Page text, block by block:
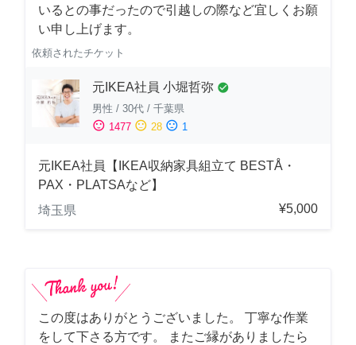
いるとの事だったので引越しの際など宜しくお願
い申し上げます。
依頼されたチケット
元IKEA社員 小堀哲弥 check_circle
男性 / 30代 / 千葉県
sentiment_satisfied 1477 sentiment_neutral 28 sentiment_dissatisfied 1
元IKEA社員【IKEA収納家具組立て BESTÅ・
PAX・PLATSAなど】
埼玉県
¥5,000
この度はありがとうございました。 丁寧な作業
をして下さる方です。 またご縁がありましたら